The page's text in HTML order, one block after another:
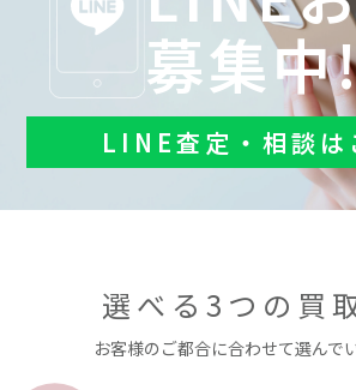
募集
LINE査定・相談は
選べる3つの買
お客様のご都合に合わせて選んで